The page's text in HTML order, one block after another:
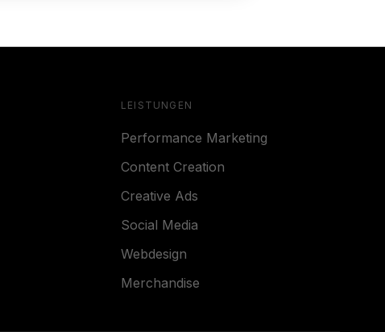
LEISTUNGEN
Performance Marketing
Content Creation
Creative Ads
Social Media
Webdesign
Merchandise